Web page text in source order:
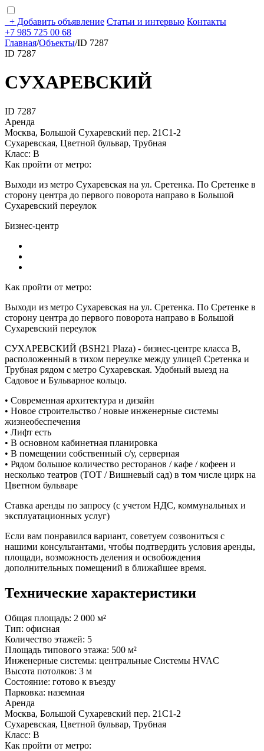
+ Добавить объявление Статьи и интервью Контакты
+7 985 725 00 68
Главная/Объекты/ID 7287
ID 7287
СУХАРЕВСКИЙ
ID 7287
Аренда
Москва, Большой Сухаревский пер. 21C1-2
Сухаревская, Цветной бульвар, Трубная
Класс: В
Как пройти от метро:
Выходи из метро Сухаревская на ул. Сретенка. По Сретенке в
сторону центра до первого поворота направо в Большой
Сухаревский переулок
Бизнес-центр
Как пройти от метро:
Выходи из метро Сухаревская на ул. Сретенка. По Сретенке в
сторону центра до первого поворота направо в Большой
Сухаревский переулок
СУХАРЕВСКИЙ (BSH21 Plaza) - бизнес-центре класса В,
расположенный в тихом переулке между улицей Сретенка и
Трубная рядом с метро Сухаревская. Удобный выезд на
Садовое и Бульварное кольцо.
• Современная архитектура и дизайн
• Новое строительство / новые инженерные системы
жизнеобеспечения
• Лифт есть
• В основном кабинетная планировка
• В помещении собственный с/у, серверная
• Рядом большое количество ресторанов / кафе / кофеен и
несколько театров (ТОТ / Вишневый сад) в том числе цирк на
Цветном бульваре
Ставка аренды по запросу (с учетом НДС, коммунальных и
эксплуатационных услуг)
Если вам понравился вариант, советуем созвониться с
нашими консультантами, чтобы подтвердить условия аренды,
площади, возможность деления и освобождения
дополнительных помещений в ближайшее время.
Технические характеристики
Общая площадь: 2 000 м²
Тип: офисная
Количество этажей: 5
Площадь типового этажа: 500 м²
Инженерные системы: центральные Системы HVAC
Высота потолков: 3 м
Состояние: готово к въезду
Парковка: наземная
Аренда
Москва, Большой Сухаревский пер. 21C1-2
Сухаревская, Цветной бульвар, Трубная
Класс: В
Как пройти от метро: